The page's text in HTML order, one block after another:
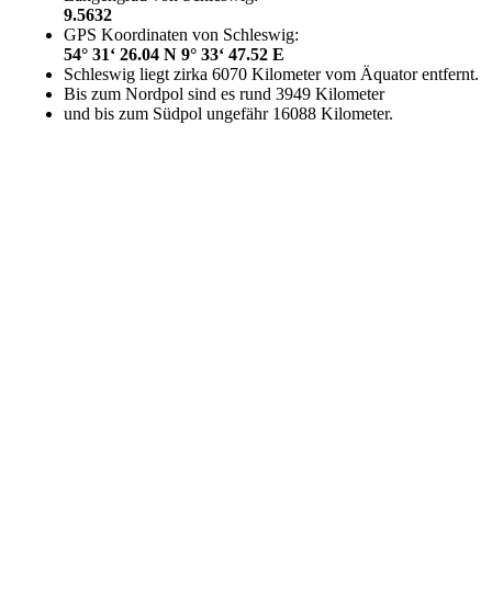
9.5632
GPS Koordinaten von Schleswig:
54° 31‘ 26.04 N 9° 33‘ 47.52 E
Schleswig liegt zirka 6070 Kilometer vom Äquator entfernt.
Bis zum Nordpol sind es rund 3949 Kilometer
und bis zum Südpol ungefähr 16088 Kilometer.